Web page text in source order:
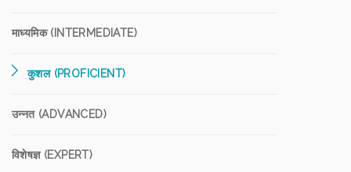
माध्यमिक (INTERMEDIATE)
कुशल (PROFICIENT)
उन्नत (ADVANCED)
विशेषज्ञ (EXPERT)